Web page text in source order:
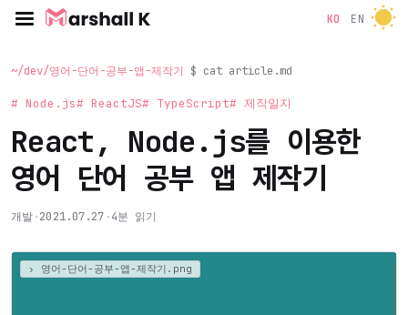
KO EN
~/dev/영어-단어-공부-앱-제작기 $ cat article.md
# Node.js# ReactJS# TypeScript# 제작일지
React, Node.js를 이용한
영어 단어 공부 앱 제작기
개발·2021.07.27 ·4분 읽기